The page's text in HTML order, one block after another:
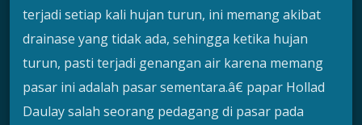
terjadi setiap kali hujan turun, ini memang akibat
drainase yang tidak ada, sehingga ketika hujan
turun, pasti terjadi genangan air karena memang
pasar ini adalah pasar sementara.â€ papar Hollad
Daulay salah seorang pedagang di pasar pada